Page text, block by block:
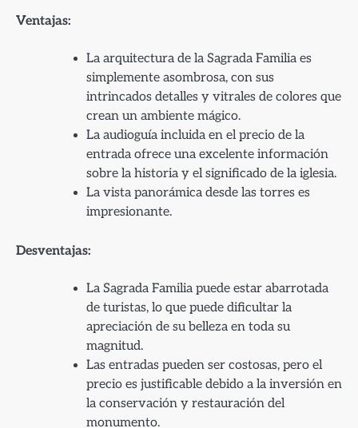
Ventajas:
La arquitectura de la Sagrada Familia es
simplemente asombrosa, con sus
intrincados detalles y vitrales de colores que
crean un ambiente mágico.
La audioguía incluida en el precio de la
entrada ofrece una excelente información
sobre la historia y el significado de la iglesia.
La vista panorámica desde las torres es
impresionante.
Desventajas:
La Sagrada Familia puede estar abarrotada
de turistas, lo que puede dificultar la
apreciación de su belleza en toda su
magnitud.
Las entradas pueden ser costosas, pero el
precio es justificable debido a la inversión en
la conservación y restauración del
monumento.